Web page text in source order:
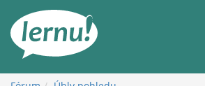
obsahu